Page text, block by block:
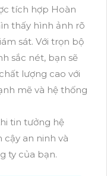
tích hợp Hoàn
thấy hình ảnh rõ
sát. Với trọn bộ
sắc nét, bạn sẽ
lượng cao với
mẽ và hệ thống
tin tưởng hệ
an ninh và
ty của bạn.